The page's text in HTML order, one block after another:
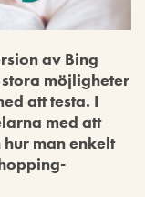
av Bing
möjligheter
att testa. I
med att
man enkelt